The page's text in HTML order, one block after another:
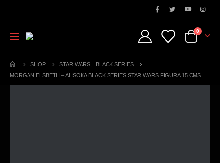
0
SHOP STAR WARS
BLACK SERIES
MORGAN ELSBETH – AHSOKA BLACK SERIES STAR WARS FIGURA 15 CMS